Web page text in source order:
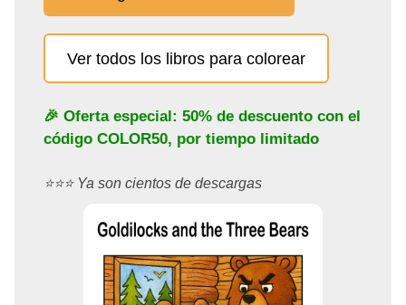
Ver todos los libros para colorear
🎉 Oferta especial: 50% de descuento con el
código COLOR50, por tiempo limitado
⭐️⭐️⭐️ Ya son cientos de descargas